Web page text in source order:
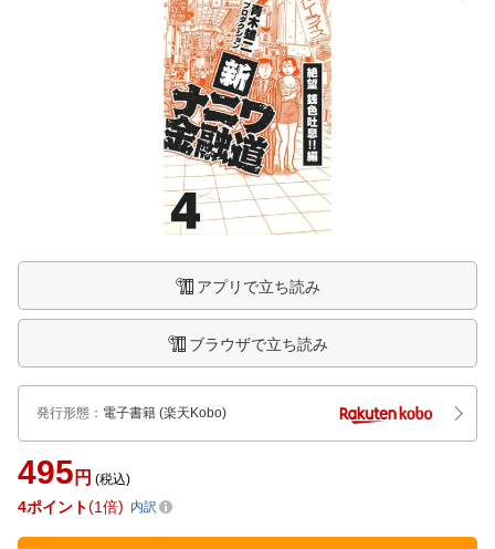
アプリで立ち読み
ブラウザで立ち読み
発行形態 ： 電子書籍 (楽天Kobo)
495 円 (税込)
4ポイント 1倍 内訳